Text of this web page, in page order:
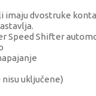
imaju dvostruke
Speed Shifter
uključene)